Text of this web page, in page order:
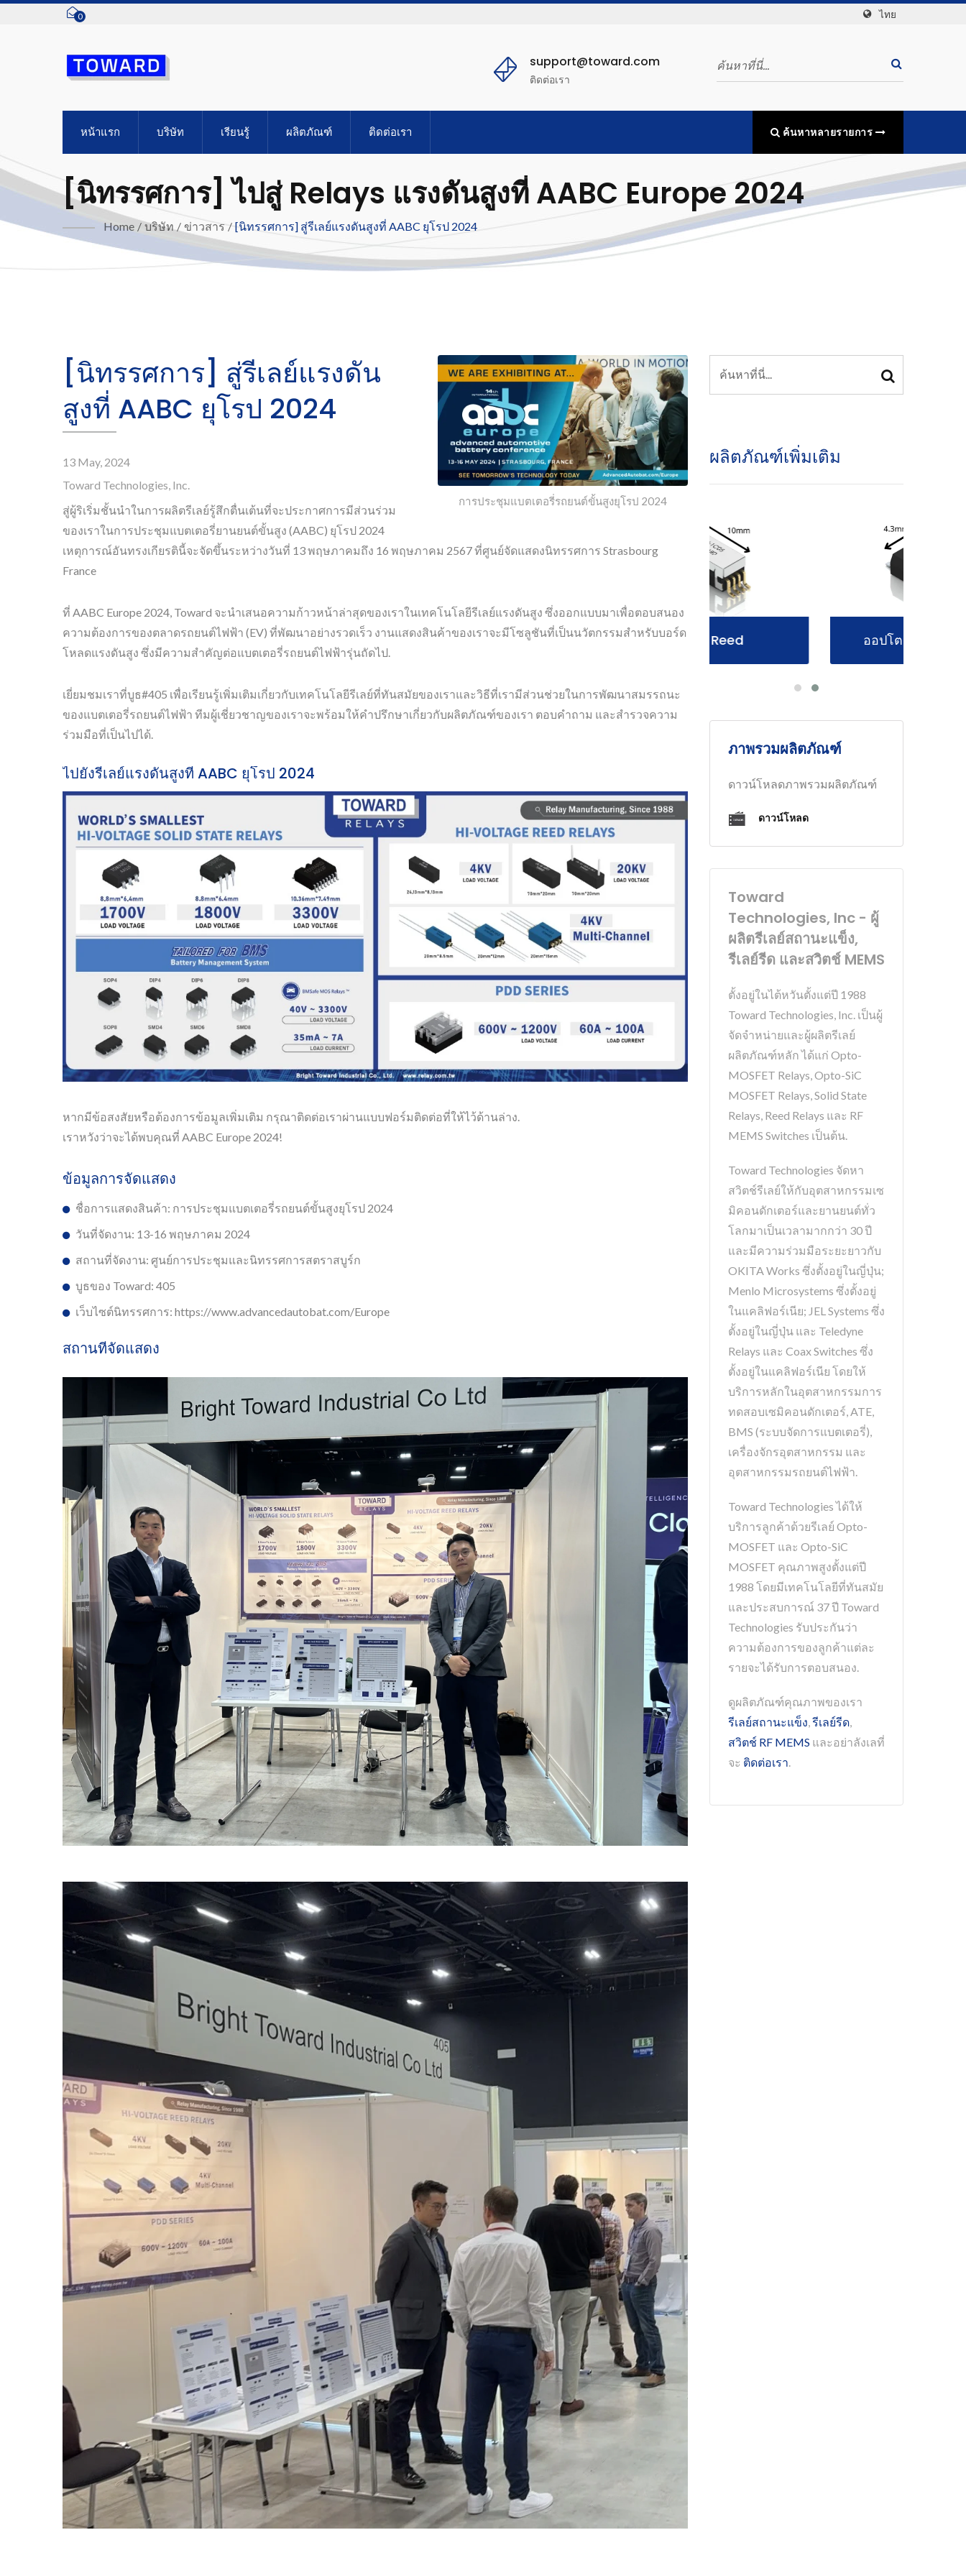
0 ไทย
support@toward.com
ติดต่อเรา
หน้าแรก บริษัท เรียนรู้ ผลิตภัณฑ์ ติดต่อเรา ค้นหาหลายรายการ
[นิทรรศการ] ไปสู่ Relays แรงดันสูงที่ AABC Europe 2024
Home / บริษัท / ข่าวสาร / [นิทรรศการ] สู่รีเลย์แรงดันสูงที่ AABC ยุโรป 2024
การประชุมแบตเตอรี่รถยนต์ขั้นสูงยุโรป 2024
[นิทรรศการ] สู่รีเลย์แรงดัน
สูงที่ AABC ยุโรป 2024
13 May, 2024
Toward Technologies, Inc.
สู่ผู้ริเริ่มชั้นนำในการผลิตรีเลย์รู้สึกตื่นเต้นที่จะประกาศการมีส่วนร่วม
ของเราในการประชุมแบตเตอรี่ยานยนต์ขั้นสูง (AABC) ยุโรป 2024
เหตุการณ์อันทรงเกียรตินี้จะจัดขึ้นระหว่างวันที่ 13 พฤษภาคมถึง 16 พฤษภาคม 2567 ที่ศูนย์จัดแสดงนิทรรศการ Strasbourg
France
ที่ AABC Europe 2024, Toward จะนำเสนอความก้าวหน้าล่าสุดของเราในเทคโนโลยีรีเลย์แรงดันสูง ซึ่งออกแบบมาเพื่อตอบสนอง
ความต้องการของตลาดรถยนต์ไฟฟ้า (EV) ที่พัฒนาอย่างรวดเร็ว งานแสดงสินค้าของเราจะมีโซลูชันที่เป็นนวัตกรรมสำหรับบอร์ด
โหลดแรงดันสูง ซึ่งมีความสำคัญต่อแบตเตอรี่รถยนต์ไฟฟ้ารุ่นถัดไป.
เยี่ยมชมเราที่บูธ#405 เพื่อเรียนรู้เพิ่มเติมเกี่ยวกับเทคโนโลยีรีเลย์ที่ทันสมัยของเราและวิธีที่เรามีส่วนช่วยในการพัฒนาสมรรถนะ
ของแบตเตอรี่รถยนต์ไฟฟ้า ทีมผู้เชี่ยวชาญของเราจะพร้อมให้คำปรึกษาเกี่ยวกับผลิตภัณฑ์ของเรา ตอบคำถาม และสำรวจความ
ร่วมมือที่เป็นไปได้.
ไปยังรีเลย์แรงดันสูงที่ AABC ยุโรป 2024
หากมีข้อสงสัยหรือต้องการข้อมูลเพิ่มเติม กรุณาติดต่อเราผ่านแบบฟอร์มติดต่อที่ให้ไว้ด้านล่าง.
เราหวังว่าจะได้พบคุณที่ AABC Europe 2024!
ข้อมูลการจัดแสดง
ชื่อการแสดงสินค้า: การประชุมแบตเตอรี่รถยนต์ขั้นสูงยุโรป 2024
วันที่จัดงาน: 13-16 พฤษภาคม 2024
สถานที่จัดงาน: ศูนย์การประชุมและนิทรรศการสตราสบูร์ก
บูธของ Toward: 405
เว็บไซต์นิทรรศการ: https://www.advancedautobat.com/Europe
สถานที่จัดแสดง
ผลิตภัณฑ์เพิ่มเติม
รีเลย์ Reed ออปโต-MOSFET รีเลย์ รีเลย์ Reed ออปโต-MOSFET รีเลย์
ภาพรวมผลิตภัณฑ์
ดาวน์โหลดภาพรวมผลิตภัณฑ์
ดาวน์โหลด
Toward
Technologies, Inc - ผู้
ผลิตรีเลย์สถานะแข็ง,
รีเลย์รีด และสวิตช์ MEMS
ตั้งอยู่ในไต้หวันตั้งแต่ปี 1988
Toward Technologies, Inc. เป็นผู้
จัดจำหน่ายและผู้ผลิตรีเลย์
ผลิตภัณฑ์หลัก ได้แก่ Opto-
MOSFET Relays, Opto-SiC
MOSFET Relays, Solid State
Relays, Reed Relays และ RF
MEMS Switches เป็นต้น.
Toward Technologies จัดหา
สวิตช์รีเลย์ให้กับอุตสาหกรรมเซ
มิคอนดักเตอร์และยานยนต์ทั่ว
โลกมาเป็นเวลามากกว่า 30 ปี
และมีความร่วมมือระยะยาวกับ
OKITA Works ซึ่งตั้งอยู่ในญี่ปุ่น;
Menlo Microsystems ซึ่งตั้งอยู่
ในแคลิฟอร์เนีย; JEL Systems ซึ่ง
ตั้งอยู่ในญี่ปุ่น และ Teledyne
Relays และ Coax Switches ซึ่ง
ตั้งอยู่ในแคลิฟอร์เนีย โดยให้
บริการหลักในอุตสาหกรรมการ
ทดสอบเซมิคอนดักเตอร์, ATE,
BMS (ระบบจัดการแบตเตอรี่),
เครื่องจักรอุตสาหกรรม และ
อุตสาหกรรมรถยนต์ไฟฟ้า.
Toward Technologies ได้ให้
บริการลูกค้าด้วยรีเลย์ Opto-
MOSFET และ Opto-SiC
MOSFET คุณภาพสูงตั้งแต่ปี
1988 โดยมีเทคโนโลยีที่ทันสมัย
และประสบการณ์ 37 ปี Toward
Technologies รับประกันว่า
ความต้องการของลูกค้าแต่ละ
รายจะได้รับการตอบสนอง.
ดูผลิตภัณฑ์คุณภาพของเรา
รีเลย์สถานะแข็ง,รีเลย์รีด,
สวิตช์ RF MEMS และอย่าลังเลที่
จะ ติดต่อเรา.